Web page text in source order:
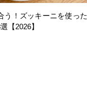
う！ズッキーニを使った
【2026】